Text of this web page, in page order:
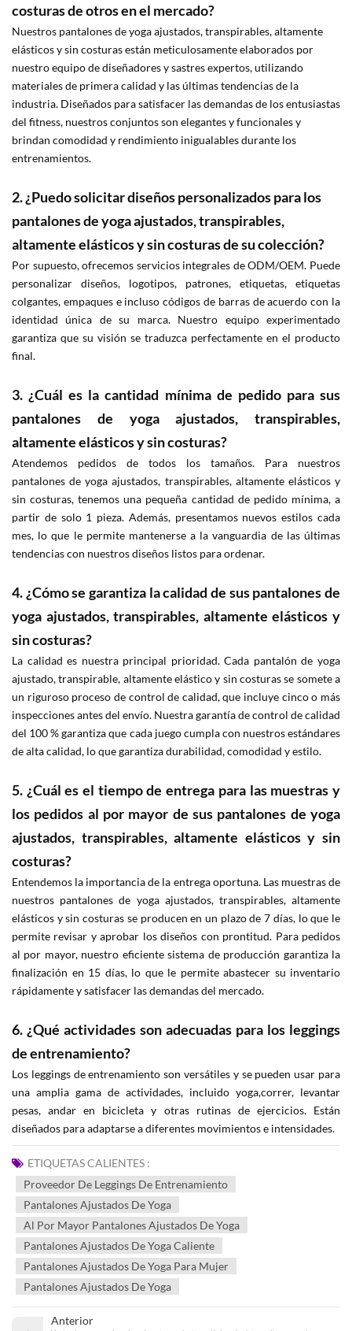
costuras de otros en el mercado?
Nuestros pantalones de yoga ajustados, transpirables, altamente
elásticos y sin costuras están meticulosamente elaborados por
nuestro equipo de diseñadores y sastres expertos, utilizando
materiales de primera calidad y las últimas tendencias de la
industria. Diseñados para satisfacer las demandas de los entusiastas
del fitness, nuestros conjuntos son elegantes y funcionales y
brindan comodidad y rendimiento inigualables durante los
entrenamientos.
2. ¿Puedo solicitar diseños personalizados para los
pantalones de yoga ajustados, transpirables,
altamente elásticos y sin costuras de su colección?
Por supuesto, ofrecemos servicios integrales de ODM/OEM. Puede
personalizar diseños, logotipos, patrones, etiquetas, etiquetas
colgantes, empaques e incluso códigos de barras de acuerdo con la
identidad única de su marca. Nuestro equipo experimentado
garantiza que su visión se traduzca perfectamente en el producto
final.
3. ¿Cuál es la cantidad mínima de pedido para sus
pantalones de yoga ajustados, transpirables,
altamente elásticos y sin costuras?
Atendemos pedidos de todos los tamaños. Para nuestros
pantalones de yoga ajustados, transpirables, altamente elásticos y
sin costuras, tenemos una pequeña cantidad de pedido mínima, a
partir de solo 1 pieza. Además, presentamos nuevos estilos cada
mes, lo que le permite mantenerse a la vanguardia de las últimas
tendencias con nuestros diseños listos para ordenar.
4. ¿Cómo se garantiza la calidad de sus pantalones de
yoga ajustados, transpirables, altamente elásticos y
sin costuras?
La calidad es nuestra principal prioridad. Cada pantalón de yoga
ajustado, transpirable, altamente elástico y sin costuras se somete a
un riguroso proceso de control de calidad, que incluye cinco o más
inspecciones antes del envío. Nuestra garantía de control de calidad
del 100 % garantiza que cada juego cumpla con nuestros estándares
de alta calidad, lo que garantiza durabilidad, comodidad y estilo.
5. ¿Cuál es el tiempo de entrega para las muestras y
los pedidos al por mayor de sus pantalones de yoga
ajustados, transpirables, altamente elásticos y sin
costuras?
Entendemos la importancia de la entrega oportuna. Las muestras de
nuestros pantalones de yoga ajustados, transpirables, altamente
elásticos y sin costuras se producen en un plazo de 7 días, lo que le
permite revisar y aprobar los diseños con prontitud. Para pedidos
al por mayor, nuestro eficiente sistema de producción garantiza la
finalización en 15 días, lo que le permite abastecer su inventario
rápidamente y satisfacer las demandas del mercado.
6. ¿Qué actividades son adecuadas para los leggings
de entrenamiento?
Los leggings de entrenamiento son versátiles y se pueden usar para
una amplia gama de actividades, incluido yoga,correr, levantar
pesas, andar en bicicleta y otras rutinas de ejercicios. Están
diseñados para adaptarse a diferentes movimientos e intensidades.
ETIQUETAS CALIENTES :
Proveedor De Leggings De Entrenamiento
Pantalones Ajustados De Yoga
Al Por Mayor Pantalones Ajustados De Yoga
Pantalones Ajustados De Yoga Caliente
Pantalones Ajustados De Yoga Para Mujer
Pantalones Ajustados De Yoga
Anterior